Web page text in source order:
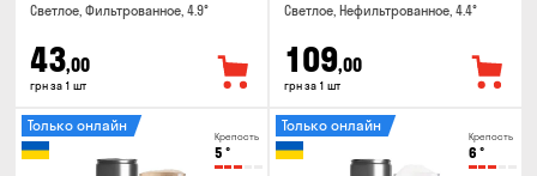
Светлое, Фильтрованное, 4.9°
43,00
грн за 1 шт
Светлое, Нефильтрованное, 4.4°
109,00
грн за 1 шт
Крепость
5 °
Только онлайн
Крепость
6 °
Только онлайн